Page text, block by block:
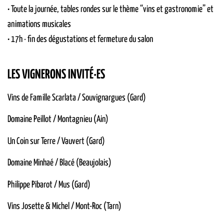
• Toute la journée, tables rondes sur le thème “vins et gastronomie” et
animations musicales
• 17h · fin des dégustations et fermeture du salon
LES VIGNERONS INVITÉ·ES
Vins de Famille Scarlata / Souvignargues (Gard)
Domaine Peillot / Montagnieu (Ain)
Un Coin sur Terre / Vauvert (Gard)
Domaine Minhaé / Blacé (Beaujolais)
Philippe Pibarot / Mus (Gard)
Vins Josette & Michel / Mont-Roc (Tarn)